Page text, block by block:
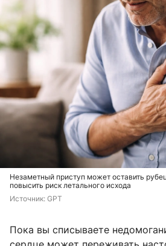
Незаметный приступ может оставить
повысить риск летального исхода
Источник: GPT
Пока вы списываете